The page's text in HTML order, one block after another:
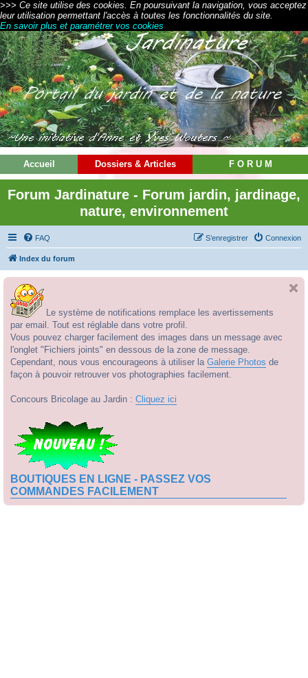
>>> Ce site utilise des cookies. En poursuivant la navigation, vous acceptez
leur utilisation permettant l'accès à toutes les fonctionnalités du site.
En savoir plus et paramétrer vos cookies
Accueil Dossiers & Articles F O R U M
Forum Jardinature - Forum jardin, jardinage,
nature, environnement
FAQ Connexion
S’enregistrer
Index du forum
Le système de notifications remplace les avertissements
par email. Tout est réglable dans votre profil.
Vous pouvez charger facilement des images dans un message avec
l'onglet "Fichiers joints" en dessous de la zone de message.
Cependant, nous vous encourageons à utiliser la Galerie Photos de
façon à pouvoir retrouver vos photographies facilement.
Concours Bricolage au Jardin : Cliquez ici
BOUTIQUES EN LIGNE - PASSEZ VOS
COMMANDES FACILEMENT